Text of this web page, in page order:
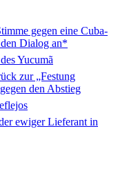
gegen eine Cuba-
Dialog an*
Yucumã
zur „Festung
den Abstieg
ewiger Lieferant in